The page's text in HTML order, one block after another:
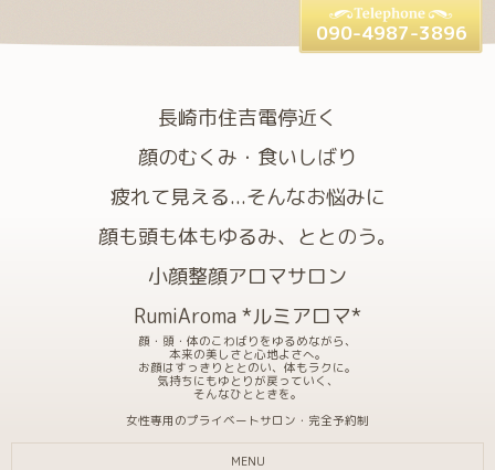
長崎市住吉電停近く
顔のむくみ・食いしばり
疲れて見える...そんなお悩みに
顔も頭も体もゆるみ、ととのう。
小顔整顔アロマサロン
RumiAroma *ルミアロマ*
顔・頭・体のこわばりをゆるめながら、
本来の美しさと心地よさへ。
お顔はすっきりととのい、体もラクに。
気持ちにもゆとりが戻っていく、
そんなひとときを。
女性専用のプライベートサロン・完全予約制
090-4987-3896
MENU